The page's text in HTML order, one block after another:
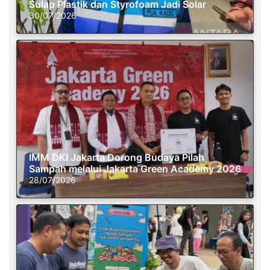
Sulap Plastik dan Styrofoam Jadi Solar
30/07/2026
IMM DKI Jakarta Dorong Budaya Pilah
Sampah melalui Jakarta Green Academy 2026
28/07/2026